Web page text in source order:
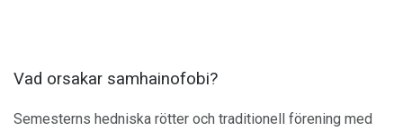
Vad orsakar samhainofobi?
Semesterns hedniska rötter och traditionell förening med